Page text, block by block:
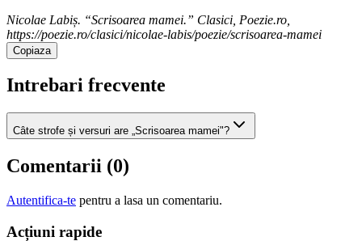
Nicolae Labiș. “Scrisoarea mamei.” Clasici, Poezie.ro,
https://poezie.ro/clasici/nicolae-labis/poezie/scrisoarea-mamei
Copiaza
Intrebari frecvente
Câte strofe și versuri are „Scrisoarea mamei"?
Comentarii (0)
Autentifica-te pentru a lasa un comentariu.
Acțiuni rapide